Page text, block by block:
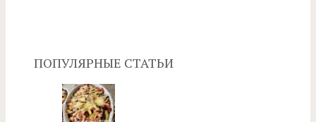
ПОПУЛЯРНЫЕ СТАТЬИ